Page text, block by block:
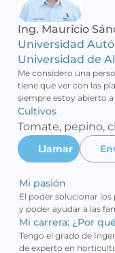
Ing. Mauricio
Universidad
Universidad de
Me considero una
tiene que ver con las
siempre estoy abierto
Cultivos
Tomate, pepino,
Llamar
Mi pasión
El poder solucionar
y poder ayudar a las
Mi carrera: ¿Por
Tengo el grado de
de experto en